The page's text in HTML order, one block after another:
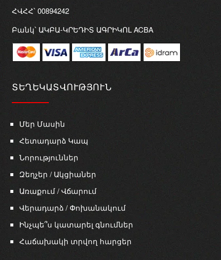
ՀՎՀՀ՝ 00894242
Բանկ՝ ԱԿԲԱ-ԿՐԵԴԻՏ ԱԳՐԻԿՈԼ ACBA
ՏԵՂԵԿԱՏՎՈՒԹՅՈՒՆ
Մեր Մասին
Հետադարձ Կապ
Նորություններ
Զեղչեր / Ակցիաներ
Առաքում / Վճարում
Վերադարձ / Փոխանակում
Ինչպե՞ս կատարել գնումներ
Հաճախակի տրվող հարցեր